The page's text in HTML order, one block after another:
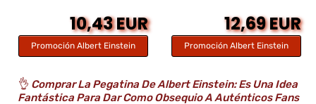
10,43 EUR
Promoción Albert Einstein
12,69 EUR
Promoción Albert Einstein
👌 Comprar La Pegatina De Albert Einstein: Es Una Idea
Fantástica Para Dar Como Obsequio A Auténticos Fans